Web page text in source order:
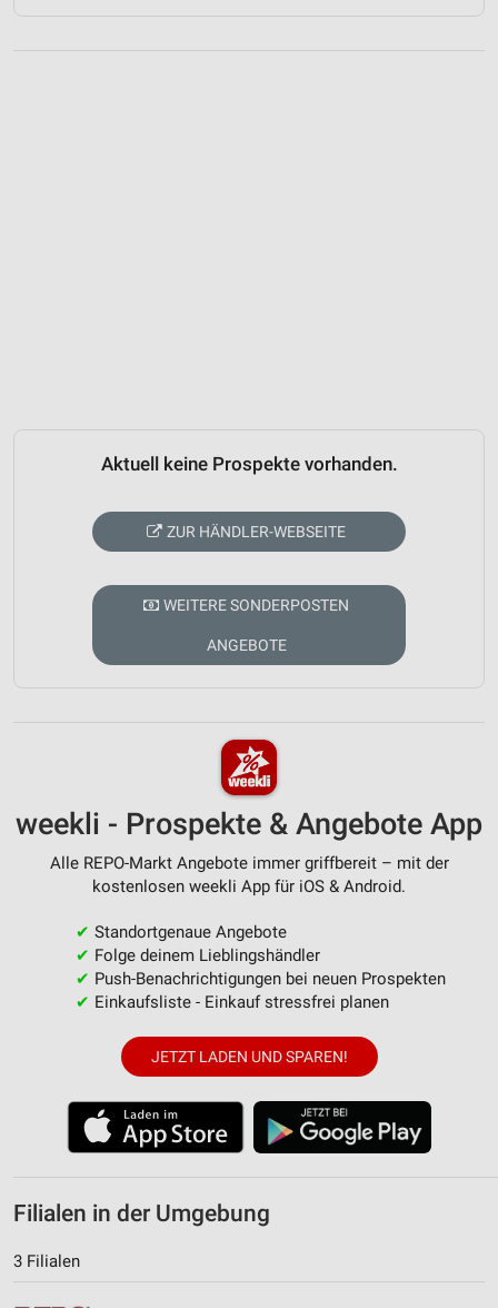
Aktuell keine Prospekte vorhanden.
ZUR HÄNDLER-WEBSEITE
WEITERE SONDERPOSTEN
ANGEBOTE
weekli - Prospekte & Angebote App
Alle REPO-Markt Angebote immer griffbereit – mit der
kostenlosen weekli App für iOS & Android.
✔ Standortgenaue Angebote
✔ Folge deinem Lieblingshändler
✔ Push-Benachrichtigungen bei neuen Prospekten
✔ Einkaufsliste - Einkauf stressfrei planen
JETZT LADEN UND SPAREN!
Filialen in der Umgebung
3 Filialen